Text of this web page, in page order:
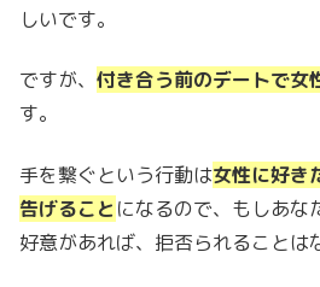
しいです。
ですが、 付き合う前のデートで女
す。
手を繋ぐという行動は女性に好き
告げること になるので、もしあな
好意があれば、拒否られることは